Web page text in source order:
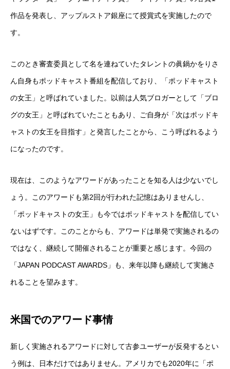
作品を発表し、アップルストア銀座にて授賞式を実施したので
す。
このとき審査委員として名を連ねていたタレントの眞鍋かをりさ
ん自身もポッドキャスト番組を配信しており、「ポッドキャスト
の女王」と呼ばれていました。以前は人気ブロガーとして「ブロ
グの女王」と呼ばれていたこともあり、ご自身が「次はポッドキ
ャストの女王を目指す」と発言したことから、こう呼ばれるよう
になったのです。
現在は、このようなアワードがあったことを知る人は少ないでし
ょう。このアワードも第2回が行われた記憶はありませんし、
「ポッドキャストの女王」も今ではポッドキャストを配信してい
ないはずです。このことからも、アワードは単発で実施されるの
ではなく、継続して開催されることが重要と感じます。今回の
「JAPAN PODCAST AWARDS」も、来年以降も継続して実施さ
れることを望みます。
米国でのアワード事情
新しく実施されるアワードに対して古参ユーザーが反発するとい
う例は、日本だけではありません。アメリカでも2020年に「ポ